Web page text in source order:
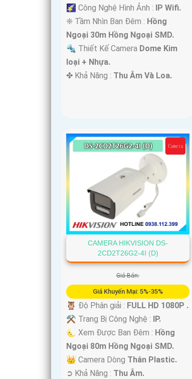
🌠 Công Nghệ Hình Ảnh : IP Wifi.
❈ Tầm Nhìn Ban Đêm : Hồng
Ngoại 30m Hồng Ngoại SMD.
🔩 Thiết Kế Camera Dome Kim
loại + Nhựa.
️✤ Khả Năng : Thu Âm Và Loa.
CAMERA HIKVISION DS-
2CD2T26G2-4I (D)
Giá Bán:
Giá Khuyến Mại: 5%-35%
🦉 Độ Phân giải : FULL HD 1080P .
⚒ Trang Bị Công Nghệ : IP.
🌜 Xem Được Ban Đêm : Hồng
Ngoại 80m Hồng Ngoại SMD.
👑 Camera Dòng Thân Plastic.
️➲ Khả Năng : Thu Âm.